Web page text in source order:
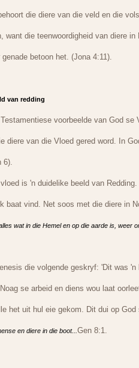
die diere van die veld en die
want die teenwoordigheid van diere
betoon het. (Jona 4:11).
van redding
voorbeelde van God
diere van die Vloed gered word. In
is 'n duidelike beeld van
baat vind. Net soos met die diere in
wat in die Hemel en op die aarde is, weer
die volgende geskryf: 'Dit was
se arbeid en diens wou laat
het uit hul eie gekom. Dit dui op God
en diere in die boot... Gen 8:1.